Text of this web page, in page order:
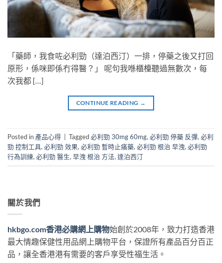
「藥師，我食咗必利勁（達泊西汀）一排，停藥之後又打回
原形，係咪即係冇得醫？」 呢句我喺櫃檯聽過無數次，每
次我都 […]
CONTINUE READING →
Posted in 產品心得 Tagged必利勁 30mg 60mg, 必利勁 停藥 反彈, 必利
勁 控制工具, 必利勁 效果, 必利勁 暫時止痛藥, 必利勁 根治 早洩, 必利勁
行為訓練, 必利勁 醫生, 早洩 根治 方法, 達泊西汀
關於我們
hkbgo.com香港必購網上購物始創於2008年，致力打造香港
最大情趣保健性用品網上購物平台，保證所有產品百分百正
品，讓全香港港有需要的客戶享受性福生活。